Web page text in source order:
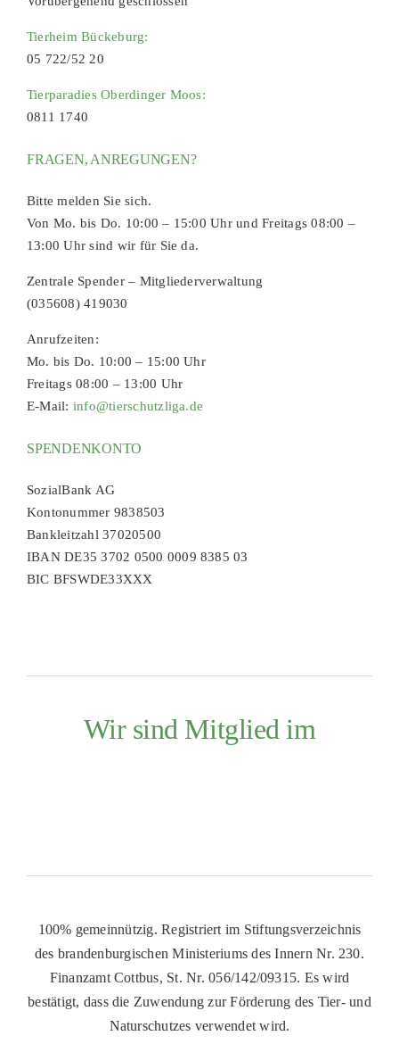
Tierheim Bückeburg:
05 722/52 20
Tierparadies Oberdinger Moos:
0811 1740
FRAGEN, ANREGUNGEN?
Bitte melden Sie sich.
Von Mo. bis Do. 10:00 – 15:00 Uhr und Freitags 08:00 –
13:00 Uhr sind wir für Sie da.
Zentrale Spender – Mitgliederverwaltung
(035608) 419030
Anrufzeiten:
Mo. bis Do. 10:00 – 15:00 Uhr
Freitags 08:00 – 13:00 Uhr
E-Mail: info@tierschutzliga.de
SPENDENKONTO
SozialBank AG
Kontonummer 9838503
Bankleitzahl 37020500
IBAN DE35 3702 0500 0009 8385 03
BIC BFSWDE33XXX
Wir sind Mitglied im
100% gemeinnützig. Registriert im Stiftungsverzeichnis
des brandenburgischen Ministeriums des Innern Nr. 230.
Finanzamt Cottbus, St. Nr. 056/142/09315. Es wird
bestätigt, dass die Zuwendung zur Förderung des Tier- und
Naturschutzes verwendet wird.